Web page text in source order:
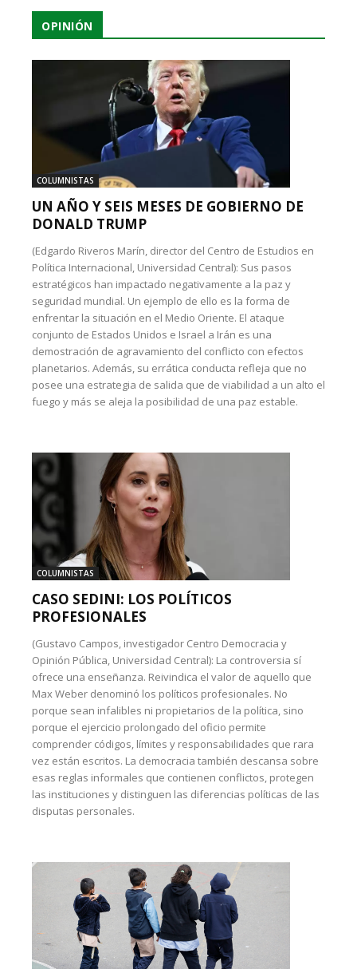
OPINIÓN
COLUMNISTAS
UN AÑO Y SEIS MESES DE GOBIERNO DE
DONALD TRUMP
(Edgardo Riveros Marín, director del Centro de Estudios en
Política Internacional, Universidad Central): Sus pasos
estratégicos han impactado negativamente a la paz y
seguridad mundial. Un ejemplo de ello es la forma de
enfrentar la situación en el Medio Oriente. El ataque
conjunto de Estados Unidos e Israel a Irán es una
demostración de agravamiento del conflicto con efectos
planetarios. Además, su errática conducta refleja que no
posee una estrategia de salida que de viabilidad a un alto el
fuego y más se aleja la posibilidad de una paz estable.
COLUMNISTAS
CASO SEDINI: LOS POLÍTICOS
PROFESIONALES
(Gustavo Campos, investigador Centro Democracia y
Opinión Pública, Universidad Central): La controversia sí
ofrece una enseñanza. Reivindica el valor de aquello que
Max Weber denominó los políticos profesionales. No
porque sean infalibles ni propietarios de la política, sino
porque el ejercicio prolongado del oficio permite
comprender códigos, límites y responsabilidades que rara
vez están escritos. La democracia también descansa sobre
esas reglas informales que contienen conflictos, protegen
las instituciones y distinguen las diferencias políticas de las
disputas personales.